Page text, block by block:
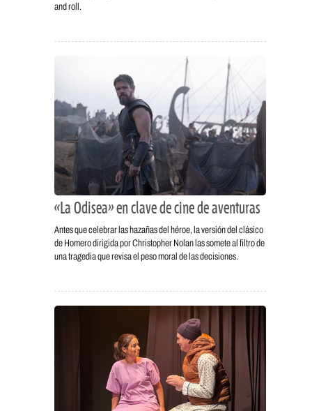
and roll.
«La Odisea» en clave de cine de aventuras
Antes que celebrar las hazañas del héroe, la versión del clásico
de Homero dirigida por Christopher Nolan las somete al filtro de
una tragedia que revisa el peso moral de las decisiones.